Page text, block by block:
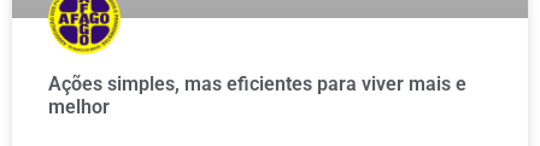
Ações simples, mas eficientes para viver mais e
melhor